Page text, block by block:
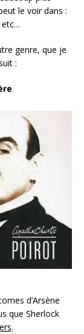
le voir dans :
etc…
genre, que je
:
d’Arsène
que Sherlock
.